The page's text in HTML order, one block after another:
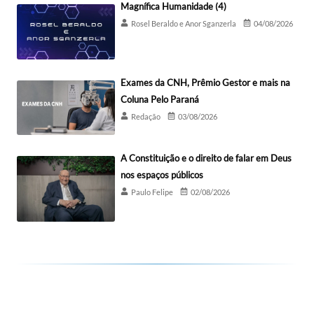
Magnífica Humanidade (4)
Rosel Beraldo e Anor Sganzerla 04/08/2026
Exames da CNH, Prêmio Gestor e mais na
Coluna Pelo Paraná
Redação 03/08/2026
A Constituição e o direito de falar em Deus
nos espaços públicos
Paulo Felipe 02/08/2026